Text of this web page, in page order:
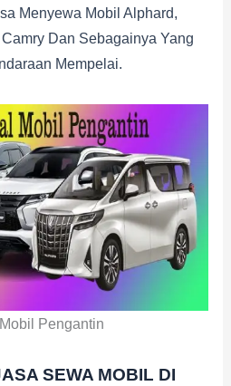
Menyewa Mobil Alphard,
Dan Sebagainya Yang
Mempelai.
Pengantin
SEWA MOBIL DI